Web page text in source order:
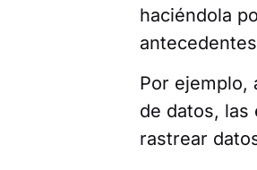
haciéndola
Por ejemplo,
de datos, las
rastrear